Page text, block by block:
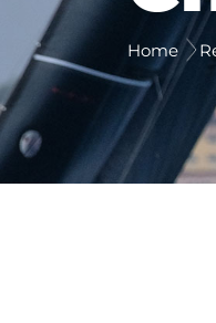
Home